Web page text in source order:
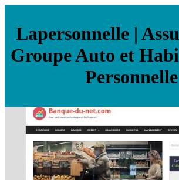
La­per­sonnel­le |
Groupe Auto et
Personnelle